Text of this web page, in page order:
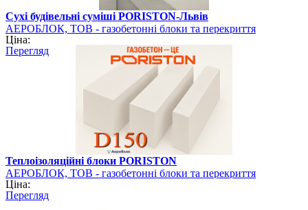
Сухі будівельні суміші PORISTON-Львів
АЕРОБЛОК, ТОВ - газобетонні блоки та перекриття
PORISTON
Ціна:
Перегляд
Теплоізоляційні блоки PORISTON
АЕРОБЛОК, ТОВ - газобетонні блоки та перекриття
PORISTON
Ціна:
Перегляд